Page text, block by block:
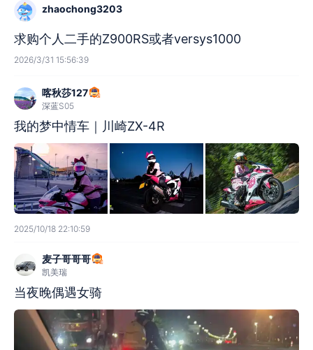
zhaochong3203
求购个人二手的Z900RS或者versys1000
2026/3/31 15:56:39
喀秋莎127
深蓝S05
我的梦中情车｜川崎ZX-4R
2025/10/18 22:10:59
麦子哥哥哥
凯美瑞
当夜晚偶遇女骑